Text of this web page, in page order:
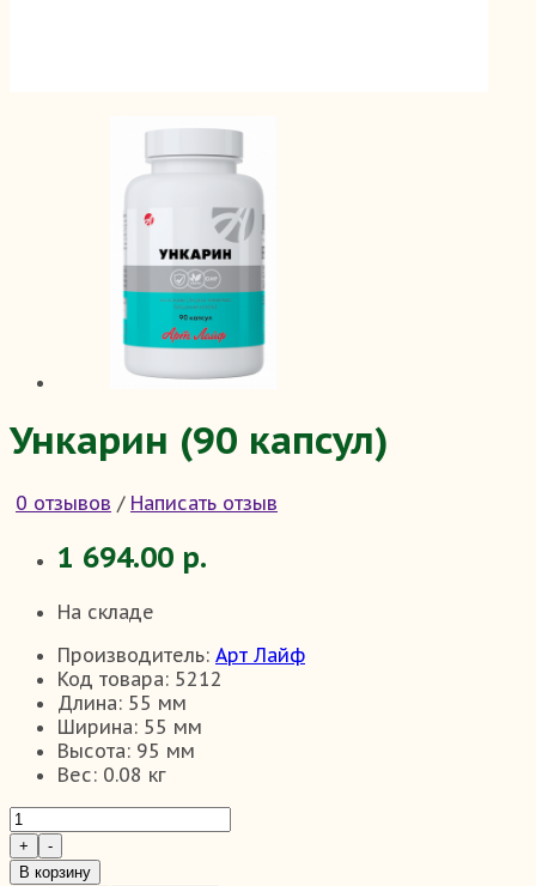
Ункарин (90 капсул)
0 отзывов / Написать отзыв
1 694.00 р.
На складе
Производитель: Арт Лайф
Код товара: 5212
Длина: 55 мм
Ширина: 55 мм
Высота: 95 мм
Вес: 0.08 кг
В корзину